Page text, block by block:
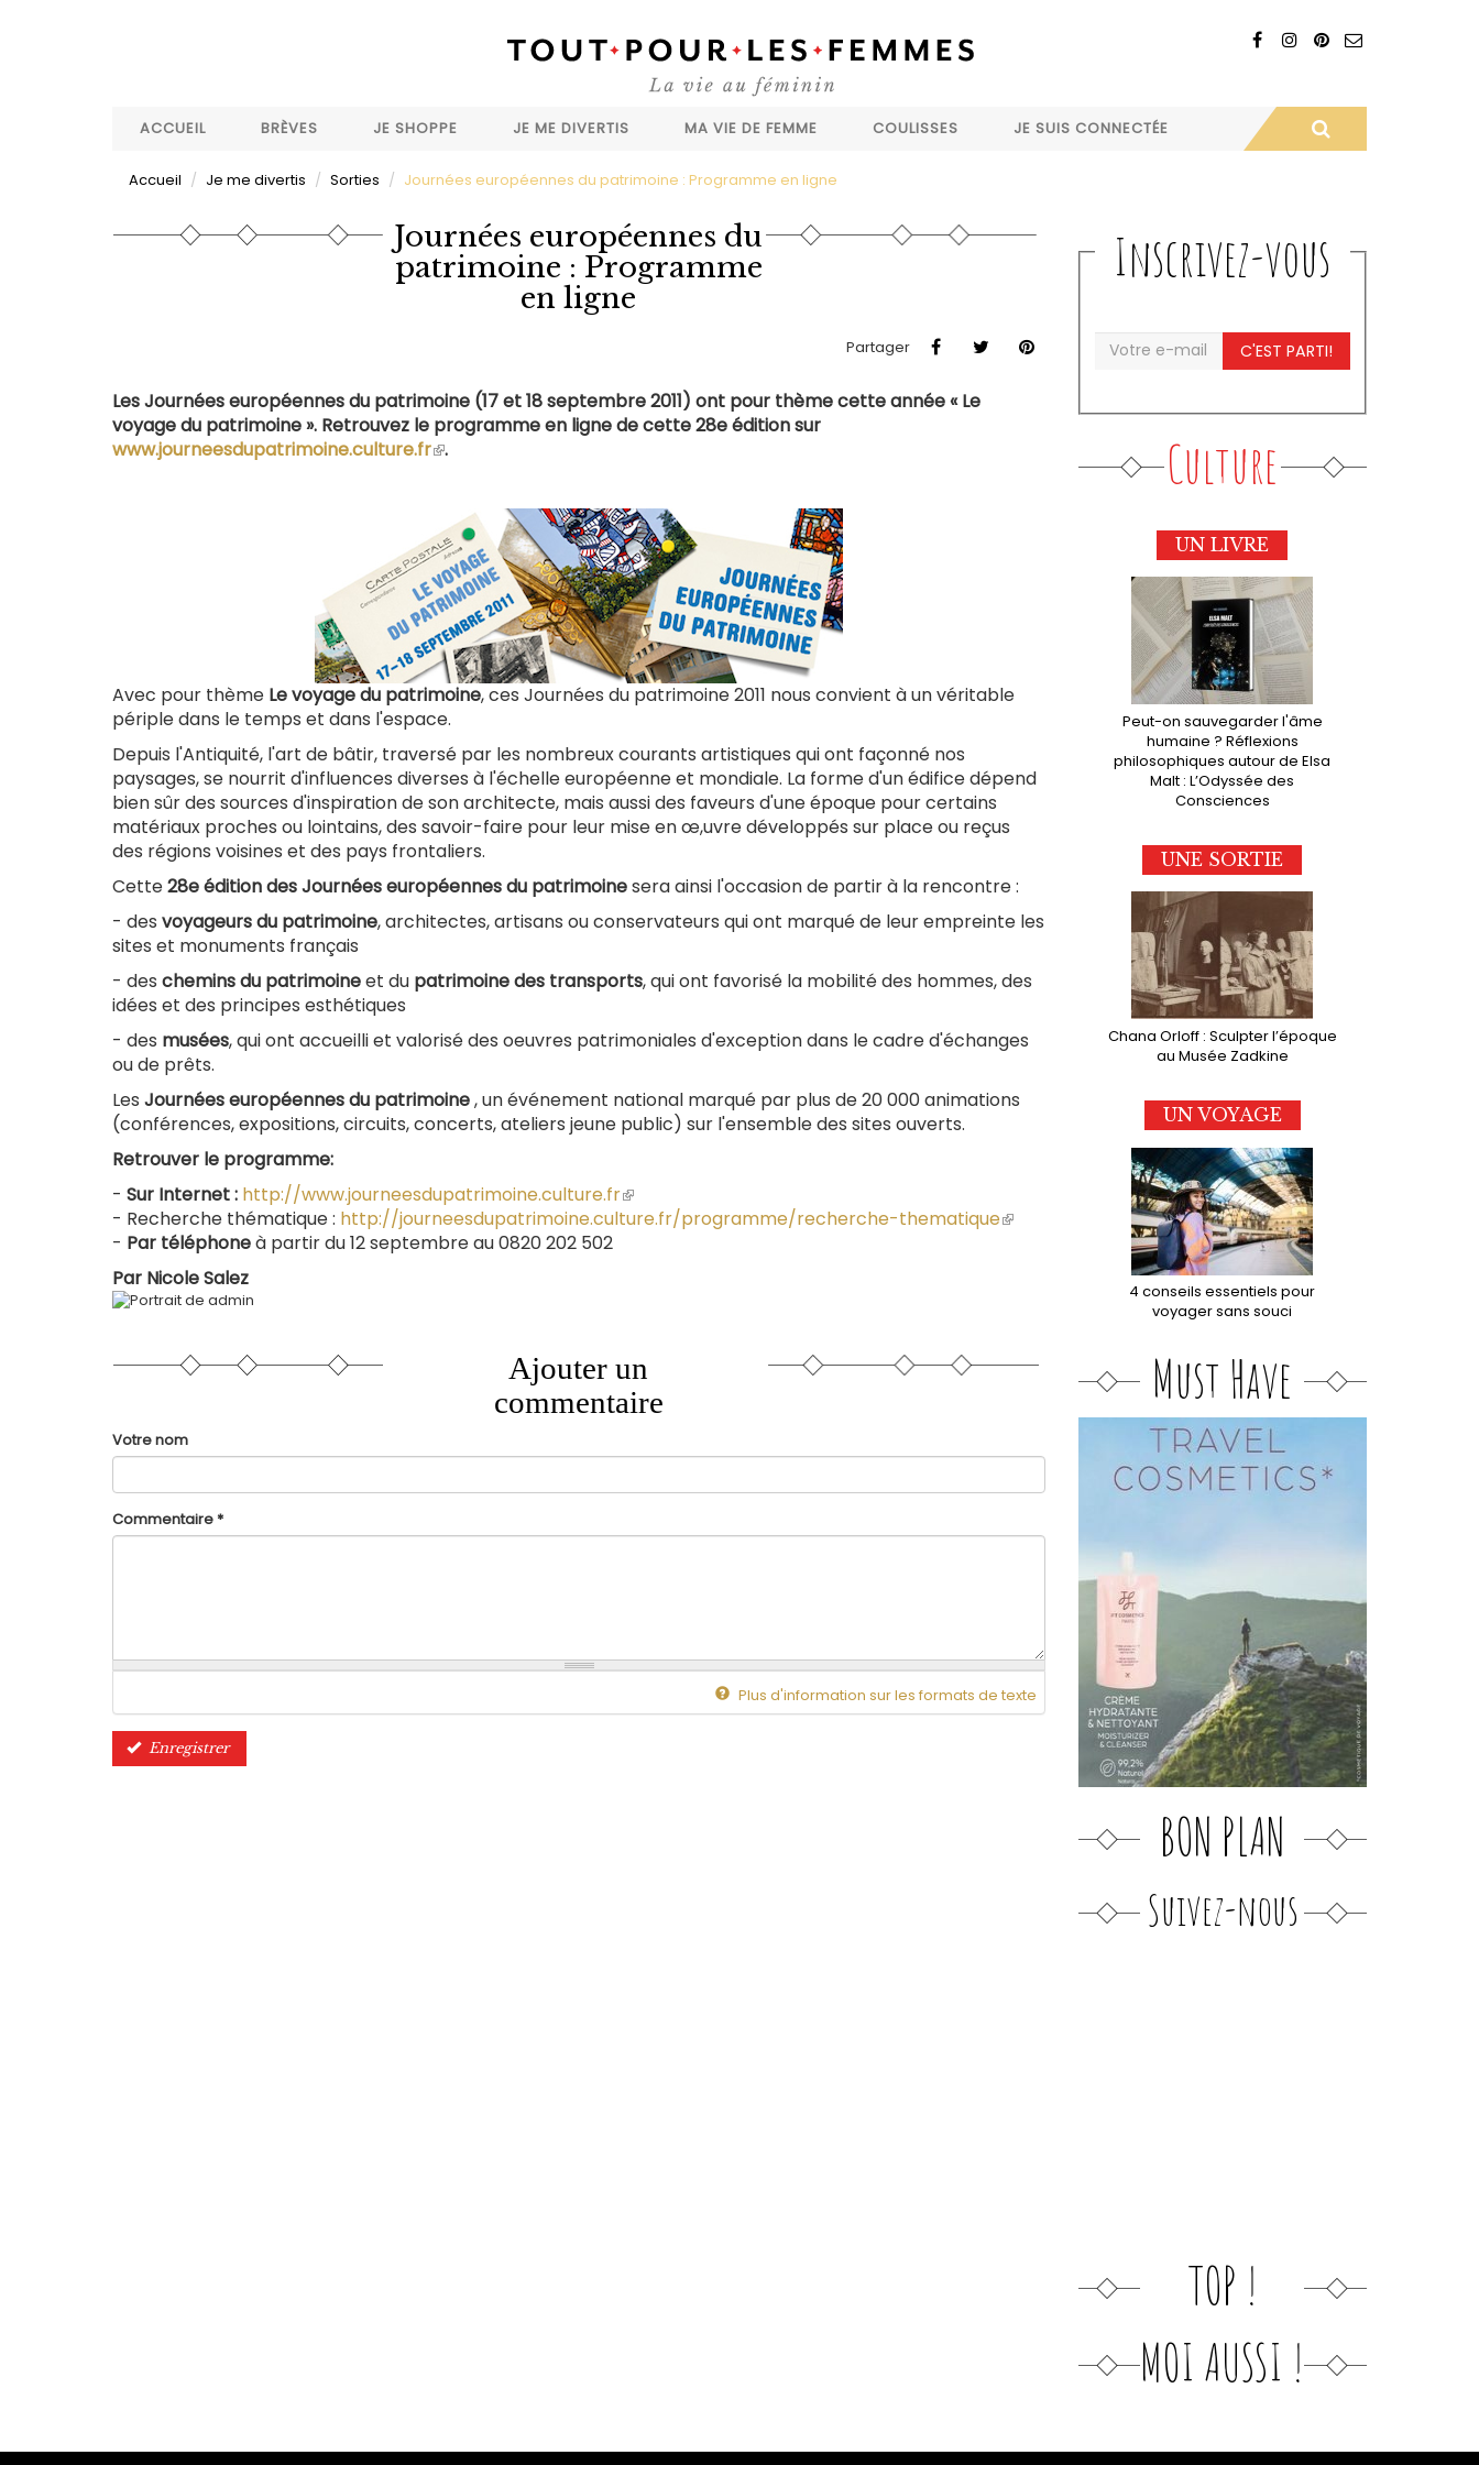
ACCUEIL
BRÈVES JE SHOPPE JE ME DIVERTIS MA VIE DE FEMME COULISSES JE SUIS CONNECTÉE
Accueil Je me divertis Sorties Journées européennes du patrimoine : Programme en ligne
Journées européennes du
patrimoine : Programme
en ligne
Partager
Les Journées européennes du patrimoine (17 et 18 septembre 2011) ont pour thème cette année « Le
voyage du patrimoine ». Retrouvez le programme en ligne de cette 28e édition sur
www.journeesdupatrimoine.culture.fr(le
externe)
.
Avec pour thème Le voyage du patrimoine, ces Journées du patrimoine 2011 nous convient à un véritable
périple dans le temps et dans l'espace.
Depuis l'Antiquité, l'art de bâtir, traversé par les nombreux courants artistiques qui ont façonné nos
paysages, se nourrit d'influences diverses à l'échelle européenne et mondiale. La forme d'un édifice dépend
bien sûr des sources d'inspiration de son architecte, mais aussi des faveurs d'une époque pour certains
matériaux proches ou lointains, des savoir-faire pour leur mise en œ,uvre développés sur place ou reçus
des régions voisines et des pays frontaliers.
Cette28e édition des Journées européennes du patrimoinesera ainsi l'occasion de partir à la rencontre :
- des voyageurs du patrimoine, architectes, artisans ou conservateurs qui ont marqué de leur empreinte les
sites et monuments français
- des chemins du patrimoineet du patrimoine des transports, qui ont favorisé la mobilité des hommes, des
idées et des principes esthétiques
- des musées, qui ont accueilli et valorisé des oeuvres patrimoniales d'exception dans le cadre d'échanges
ou de prêts.
Les Journées européennes du patrimoine, un événement national marqué par plus de 20 000 animations
(conférences, expositions, circuits, concerts, ateliers jeune public) sur l'ensemble des sites ouverts.
Retrouver le programme:
- Sur Internet : http://www.journeesdupatrimoine.culture.fr(le
lien
- Recherche thématique : http://journeesdupatrimoine.culture.fr/programme/recherche-thematique(le
- Par téléphoneà partir du 12 septembre au 0820 202 502
Par Nicole Salez
Ajouter un
commentaire
Votre nom
Commentaire *
Plus d'information sur les formats de texte
Enregistrer
Inscrivez-vous
C'EST PARTI!
Culture
UN LIVRE
Peut-on sauvegarder l'âme
humaine ? Réflexions
philosophiques autour de Elsa
Malt : L’Odyssée des
Consciences
UNE SORTIE
Chana Orloff : Sculpter l’époque
au Musée Zadkine
UN VOYAGE
4 conseils essentiels pour
voyager sans souci
Must Have
BON PLAN
Suivez-nous
TOP !
MOI AUSSI !